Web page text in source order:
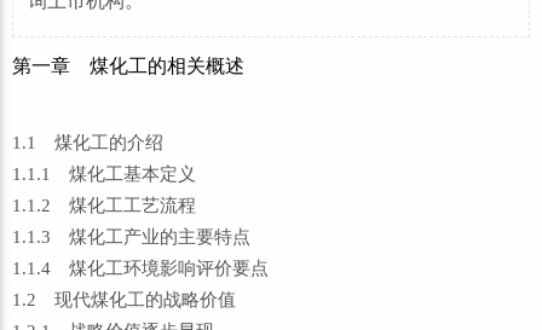
第一章 煤化工的相关概述
1.1 煤化工的介绍
1.1.1 煤化工基本定义
1.1.2 煤化工工艺流程
1.1.3 煤化工产业的主要特点
1.1.4 煤化工环境影响评价要点
1.2 现代煤化工的战略价值